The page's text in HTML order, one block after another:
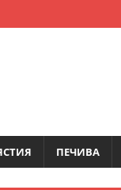
ПЕЧИВА